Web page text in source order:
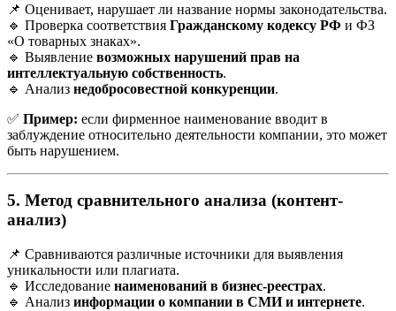
📌 Оценивает, нарушает ли название нормы законодательства.
🔹 Проверка соответствия Гражданскому кодексу РФ и ФЗ
«О товарных знаках».
🔹 Выявление возможных нарушений прав на
интеллектуальную собственность.
🔹 Анализ недобросовестной конкуренции.
✅ Пример: если фирменное наименование вводит в
заблуждение относительно деятельности компании, это может
быть нарушением.
5. Метод сравнительного анализа (контент-
анализ)
📌 Сравниваются различные источники для выявления
уникальности или плагиата.
🔹 Исследование наименований в бизнес-реестрах.
🔹 Анализ информации о компании в СМИ и интернете.